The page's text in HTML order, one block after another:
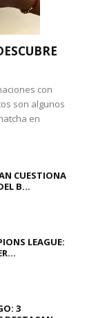
con
son algunos
en
CUESTIONA
B...
LEAGUE:
3